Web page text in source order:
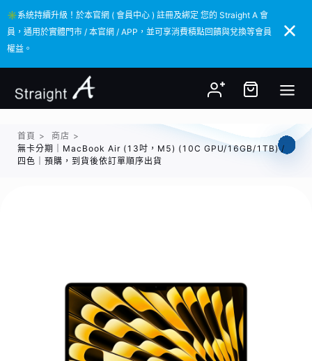
✳️系統持續升級！於本官網 ( 會員中心 ) 註冊及綁定 您的 Straight A 會
員，通用於實體門市 / 本官網 / APP，並可享消費積點回饋與兌換等會員
權益。
✳️系統持續升級！於本官網 ( 會員中心 ) 註冊及綁定 您的 Straight A 會
員，通用於實體門市 / 本官網 / APP，並可享消費積點回饋與兌換等會員
權益。
首頁 > 商店 >
無卡分期｜MacBook Air (13吋，M5) (10C GPU/16GB/1TB) /
四色｜預購，到貨後依訂單順序出貨